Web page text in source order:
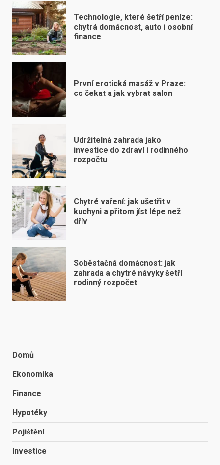
Technologie, které šetří peníze:
chytrá domácnost, auto i osobní
finance
První erotická masáž v Praze:
co čekat a jak vybrat salon
Udržitelná zahrada jako
investice do zdraví i rodinného
rozpočtu
Chytré vaření: jak ušetřit v
kuchyni a přitom jíst lépe než
dřív
Soběstačná domácnost: jak
zahrada a chytré návyky šetří
rodinný rozpočet
Domů
Ekonomika
Finance
Hypotéky
Pojištění
Investice